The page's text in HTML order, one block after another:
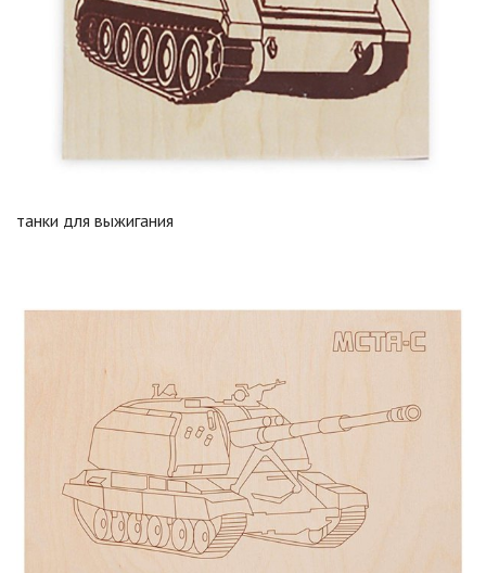
танки для выжигания